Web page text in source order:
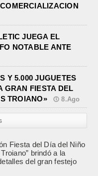
JUEGA EL
NOTABLE ANTE
Y 5.000 JUGUETES
GRAN FIESTA DEL
TROIANO»
8.Ago
DE EMPALME.
A UN HOMBRE
POR
DROGAS